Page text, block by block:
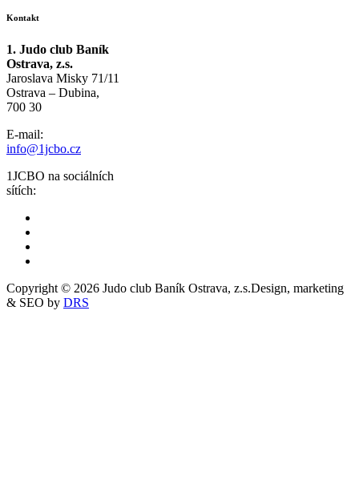
Kontakt
1. Judo club Baník
Ostrava, z.s.
Jaroslava Misky 71/11
Ostrava – Dubina,
700 30
E-mail:
info@1jcbo.cz
1JCBO na sociálních
sítích:
Copyright © 2026 Judo club Baník Ostrava, z.s.Design, marketing
& SEO by DRS